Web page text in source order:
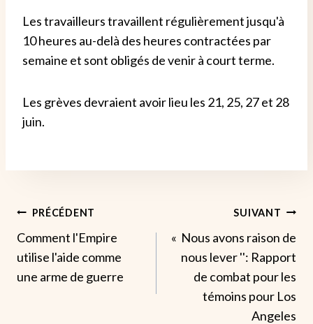
Les travailleurs travaillent régulièrement jusqu'à
10 heures au-delà des heures contractées par
semaine et sont obligés de venir à court terme.
Les grèves devraient avoir lieu les 21, 25, 27 et 28
juin.
Navigation
De
L’article
PRÉCÉDENT
Comment l'Empire
utilise l'aide comme
une arme de guerre
SUIVANT
« Nous avons raison de
nous lever '': Rapport
de combat pour les
témoins pour Los
Angeles